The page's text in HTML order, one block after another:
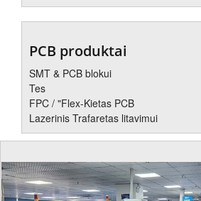
PCB produktai
SMT & PCB blokui
Tes
FPC / "Flex-Kietas PCB
Lazerinis Trafaretas litavimui